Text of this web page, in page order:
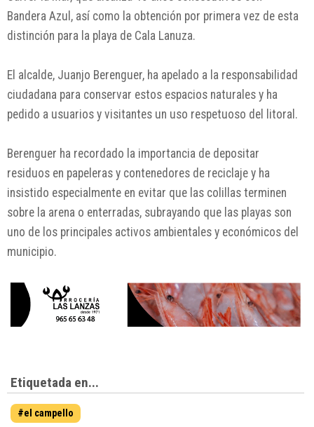
Bandera Azul, así como la obtención por primera vez de esta
distinción para la playa de Cala Lanuza.
El alcalde, Juanjo Berenguer, ha apelado a la responsabilidad
ciudadana para conservar estos espacios naturales y ha
pedido a usuarios y visitantes un uso respetuoso del litoral.
Berenguer ha recordado la importancia de depositar
residuos en papeleras y contenedores de reciclaje y ha
insistido especialmente en evitar que las colillas terminen
sobre la arena o enterradas, subrayando que las playas son
uno de los principales activos ambientales y económicos del
municipio.
Etiquetada en...
#el campello